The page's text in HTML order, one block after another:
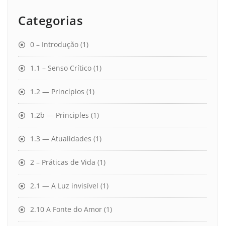
Categorias
0 – Introdução (1)
1.1 – Senso Crítico (1)
1.2 — Princípios (1)
1.2b — Principles (1)
1.3 — Atualidades (1)
2 – Práticas de Vida (1)
2.1 — A Luz invisível (1)
2.10 A Fonte do Amor (1)